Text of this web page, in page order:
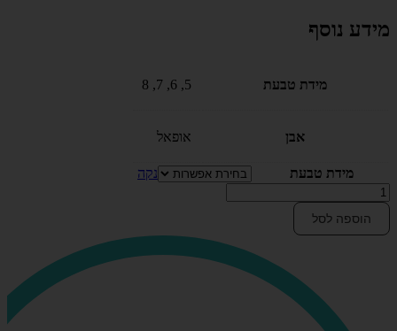
מידע נוסף
מידת טבעת 5, 6, 7, 8
אבן אופאל
מידת טבעת
נקה
כמות
של
טבעת
רייגן
הוספה לסל